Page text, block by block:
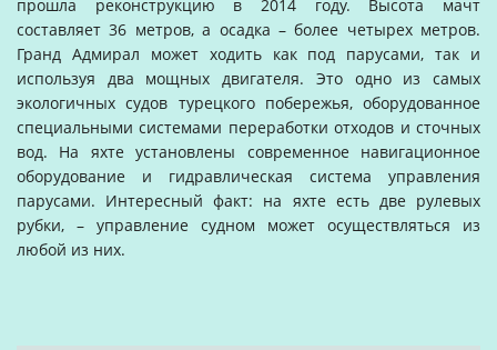
прошла реконструкцию в 2014 году. Высота мачт
составляет 36 метров, а осадка – более четырех метров.
Гранд Адмирал может ходить как под парусами, так и
используя два мощных двигателя. Это одно из самых
экологичных судов турецкого побережья, оборудованное
специальными системами переработки отходов и сточных
вод. На яхте установлены современное навигационное
оборудование и гидравлическая система управления
парусами. Интересный факт: на яхте есть две рулевых
рубки, – управление судном может осуществляться из
любой из них.